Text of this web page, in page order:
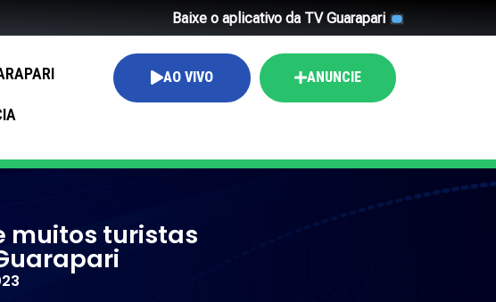
Baixe o aplicativo da TV Guarapari
AO VIVO ANUNCIE
muitos turistas